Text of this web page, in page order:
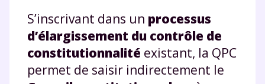
S’inscrivant dans un processus
d’élargissement du contrôle de
constitutionnalité existant, la QPC
permet de saisir indirectement le